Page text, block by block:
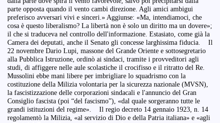
parte opposta quando il vento cambi direzione. Agli amici ambigui
preferisco avversari vivi e sinceri.» Aggiunse: «Ma, intendiamoci, che
cosa è questo liberalismo? La libertà non è solo un diritto ma un dovere»;
il che si traduceva nel controllo dell'informazione. Estasiato, come già la
Camera dei deputati, anche il Senato gli concesse larghissima fiducia. Il
22 novembre Dario Lupi, massone del Grande Oriente e sottosegretario
alla Pubblica Istruzione, ordinò ai sindaci, tramite i provveditori agli
studi, di affiggere nelle aule scolastiche il crocifisso e il ritratto del Re.
Mussolini ebbe mani libere per imbrigliare lo squadrismo con la
costituzione della Milizia volontaria per la sicurezza nazionale (MVSN),
la fascistizzazione delle corporazioni sindacali e l'annuncio del Gran
Consiglio fascista (poi “del fascismo”), «dal quale sorgeranno tutte le
grandi istituzioni del regime». Il regio decreto 14 gennaio 1923, n. 14
regolamentò la Milizia, «al servizio di Dio e della Patria italiana» e «agli